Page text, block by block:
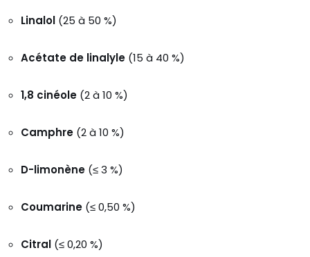
Linalol (25 à 50 %)
Acétate de linalyle (15 à 40 %)
1,8 cinéole (2 à 10 %)
Camphre (2 à 10 %)
D-limonène (≤ 3 %)
Coumarine (≤ 0,50 %)
Citral (≤ 0,20 %)